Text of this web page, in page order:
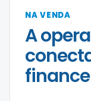
NA VENDA
A